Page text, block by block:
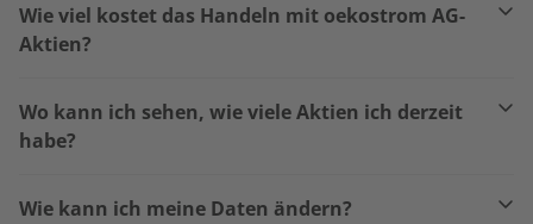
Wie viel kostet das Handeln mit oekostrom AG-
Aktien?
Wo kann ich sehen, wie viele Aktien ich derzeit
habe?
Wie kann ich meine Daten ändern?